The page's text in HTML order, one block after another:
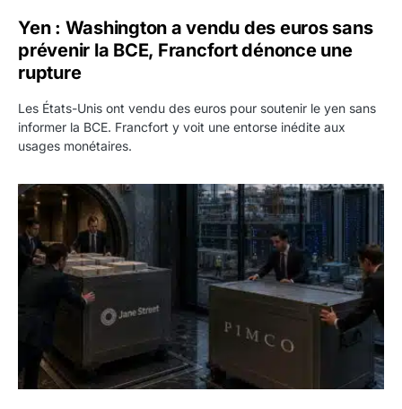
Yen : Washington a vendu des euros sans
prévenir la BCE, Francfort dénonce une
rupture
Les États-Unis ont vendu des euros pour soutenir le yen sans
informer la BCE. Francfort y voit une entorse inédite aux
usages monétaires.
Jane Street négocie le transfert de 11 milliards de